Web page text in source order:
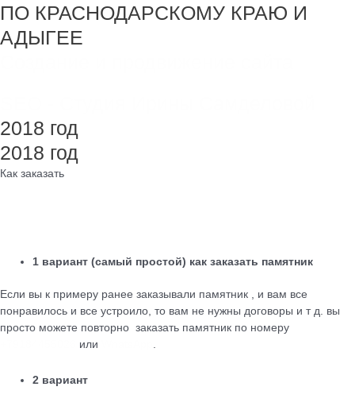
ПО КРАСНОДАРСКОМУ КРАЮ И
АДЫГЕЕ
2018 год
2018 год
Как заказать
1 вариант (самый простой) как заказать памятник
Если вы к примеру ранее заказывали памятник , и вам все
понравилось и все устроило, то вам не нужны договоры и т д. вы
просто можете повторно заказать памятник по номеру
или .
2 вариант